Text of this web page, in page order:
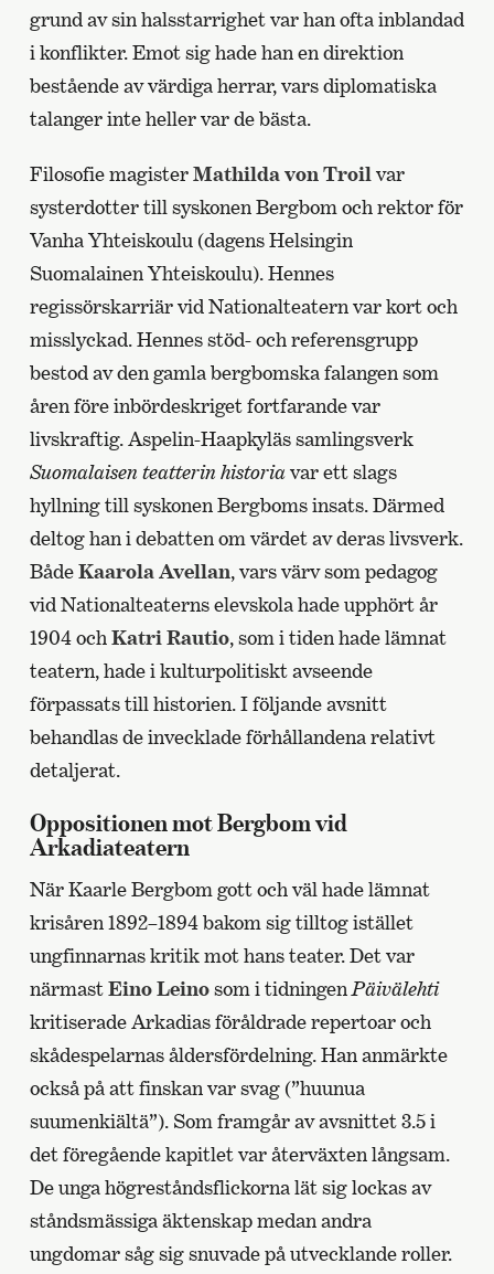
grund av sin halsstarrighet var han ofta inblandad
i konflikter. Emot sig hade han en direktion
bestående av värdiga herrar, vars diplomatiska
talanger inte heller var de bästa.
Filosofie magisterMathilda von Troil var
systerdotter till syskonen Bergbom och rektor för
Vanha Yhteiskoulu (dagens Helsingin
Suomalainen Yhteiskoulu). Hennes
regissörskarriär vid Nationalteatern var kort och
misslyckad. Hennes stöd- och referensgrupp
bestod av den gamla bergbomska falangen som
åren före inbördeskriget fortfarande var
livskraftig. Aspelin-Haapkyläs samlingsverk
Suomalaisen teatterin historiavar ett slags
hyllning till syskonen Bergboms insats. Därmed
deltog han i debatten om värdet av deras livsverk.
BådeKaarola Avellan, vars värv som pedagog
vid Nationalteaterns elevskola hade upphört år
1904 och Katri Rautio, som i tiden hade lämnat
teatern, hade i kulturpolitiskt avseende
förpassats till historien. I följande avsnitt
behandlas de invecklade förhållandena relativt
detaljerat.
Oppositionen mot Bergbom vid
Arkadiateatern
När Kaarle Bergbom gott och väl hade lämnat
krisåren 1892–1894 bakom sig tilltog istället
ungfinnarnas kritik mot hans teater. Det var
närmastEino Leinosom i tidningen Päivälehti
kritiserade Arkadias föråldrade repertoar och
skådespelarnas åldersfördelning. Han anmärkte
också på att finskan var svag (”huunua
suumenkiältä”). Som framgår av avsnittet 3.5 i
det föregående kapitlet var återväxten långsam.
De unga högreståndsflickorna lät sig lockas av
ståndsmässiga äktenskap medan andra
ungdomar såg sig snuvade på utvecklande roller.